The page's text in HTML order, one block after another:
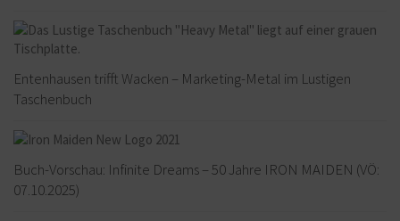
Entenhausen trifft Wacken – Marketing-Metal im Lustigen
Taschenbuch
Buch-Vorschau: Infinite Dreams – 50 Jahre IRON MAIDEN (VÖ:
07.10.2025)